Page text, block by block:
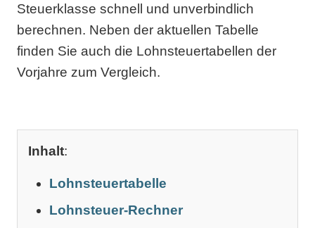
Steuerklasse schnell und unverbindlich
berechnen. Neben der aktuellen Tabelle
finden Sie auch die Lohnsteuertabellen der
Vorjahre zum Vergleich.
Inhalt:
Lohnsteuertabelle
Lohnsteuer-Rechner